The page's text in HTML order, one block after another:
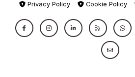
Privacy Policy
Cookie Policy